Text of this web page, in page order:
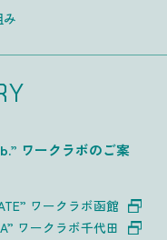
ワークラボのご案
ワークラボ函館
ワークラボ千代田